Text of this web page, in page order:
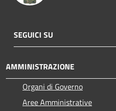
SEGUICI SU
AMMINISTRAZIONE
Organi di Governo
Aree Amministrative